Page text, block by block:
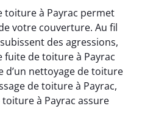
toiture à Payrac permet
votre couverture. Au fil
des agressions,
fuite de toiture à Payrac
d’un nettoyage de toiture
de toiture à Payrac,
à Payrac assure